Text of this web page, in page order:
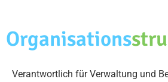
Organisations
Verantwortlich für Verwaltung und